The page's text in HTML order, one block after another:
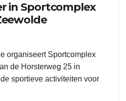
in Sportcomplex
organiseert Sportcomplex
de Horsterweg 25 in
sportieve activiteiten voor